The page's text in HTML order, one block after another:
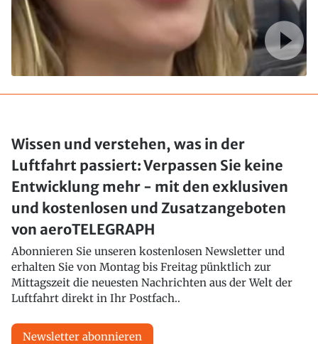
Wissen und verstehen, was in der
Luftfahrt passiert: Verpassen Sie keine
Entwicklung mehr - mit den exklusiven
und kostenlosen und Zusatzangeboten
von aeroTELEGRAPH
Abonnieren Sie unseren kostenlosen Newsletter und
erhalten Sie von Montag bis Freitag pünktlich zur
Mittagszeit die neuesten Nachrichten aus der Welt der
Luftfahrt direkt in Ihr Postfach..
Newsletter abonnieren